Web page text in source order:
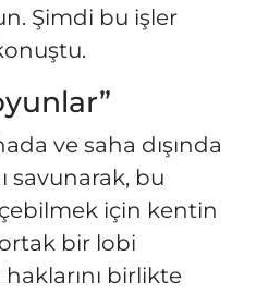
Şimdi bu işler
ve saha dışında
savunarak, bu
için kentin
bir lobi
birlikte